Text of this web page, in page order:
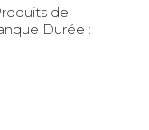
de
Durée :